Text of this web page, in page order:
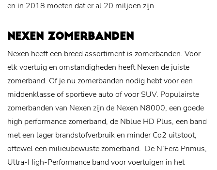
en in 2018 moeten dat er al 20 miljoen zijn.
NEXEN ZOMERBANDEN
Nexen heeft een breed assortiment is zomerbanden. Voor
elk voertuig en omstandigheden heeft Nexen de juiste
zomerband. Of je nu zomerbanden nodig hebt voor een
middenklasse of sportieve auto of voor SUV. Populairste
zomerbanden van Nexen zijn de Nexen N8000, een goede
high performance zomerband, de Nblue HD Plus, een band
met een lager brandstofverbruik en minder Co2 uitstoot,
oftewel een milieubewuste zomerband. De N’Fera Primus,
Ultra-High-Performance band voor voertuigen in het